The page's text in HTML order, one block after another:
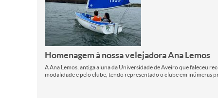
Homenagem à nossa velejadora Ana Lemos
A Ana Lemos, antiga aluna da Universidade de Aveiro que faleceu
modalidade e pelo clube, tendo representado o clube em inúmeras